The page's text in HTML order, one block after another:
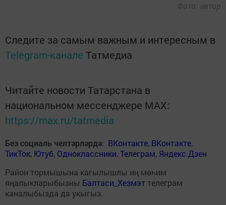
Фото: автор
Следите за самым важным и интересным в
Telegram-канале Татмедиа
Читайте новости Татарстана в
национальном мессенджере MАХ:
https://max.ru/tatmedia
Без социаль челтәрләрдә: ВКонтакте, ВКонтакте,
ТикТок, Ютуб, Одноклассники,Телеграм, Яндекс.Дзен
Район тормышына кагылышлы иң мөһим
яңалыкларыбызны Балтаси_Хезмэт телеграм
каналыбызда да укыгыз.